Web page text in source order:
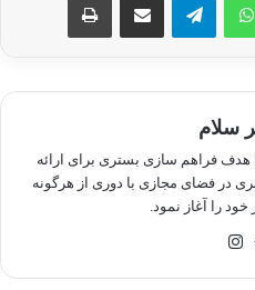
سلام
کاشمر سلام، از سال 1398 با هدف فراهم سازی بستری برای ارائه
در فضای مجازی با دوری از هرگونه
را آغاز نمود.
وبسایت